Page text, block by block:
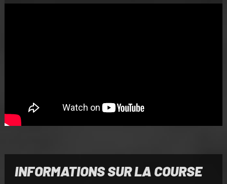
INFORMATIONS SUR LA COURSE